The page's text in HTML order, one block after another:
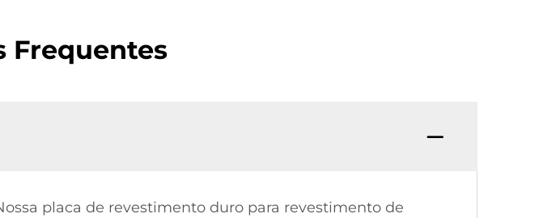
Frequentes
placa de revestimento duro para revestimento de